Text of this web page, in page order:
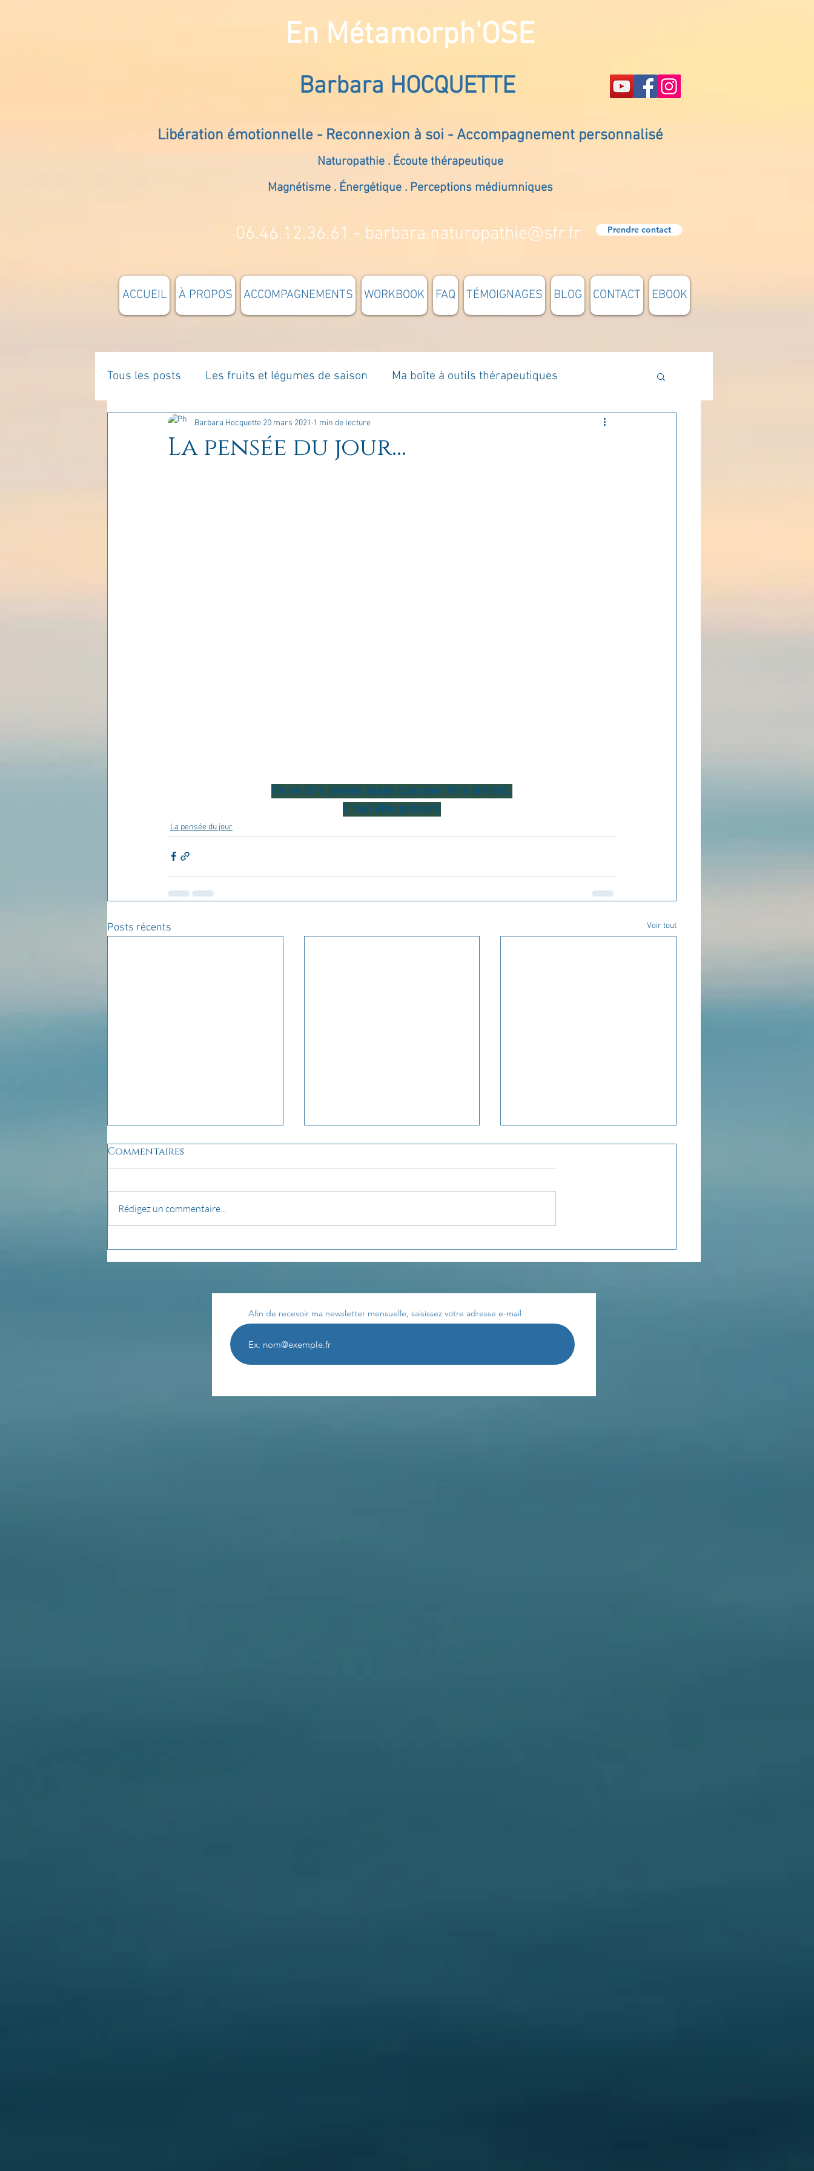
En Métamorph'OSE
Barbara HOCQUETTE
Libération émotionnelle - Reconnexion à soi - Accompagnement personnalisé
Naturopathie . Écoute thérapeutique
Magnétisme . Énergétique . Perceptions médiumniques
06.46.12.36.61 - barbara.naturopathie@sfr.fr Prendre contact
ACCUEIL À PROPOS ACCOMPAGNEMENTS WORKBOOK FAQ TÉMOIGNAGES BLOG CONTACT EBOOK
Tous les posts Les fruits et légumes de saison Ma boîte à outils thérapeutiques
La parentalité De vous à moi... Rome : voyage Méthodologie
La pensée du jour...
Barbara Hocquette 20 mars 2021 1 min de lecture
On ne dira jamais assez que pour être aimant,
il faut être présent.
La pensée du jour
Posts récents Voir tout
pensée du jour...
La pensée du jour... La pensée du jour...
Commentaires
Rédigez un commentaire...
Afin de recevoir ma newsletter mensuelle, saisissez votre adresse e-mail